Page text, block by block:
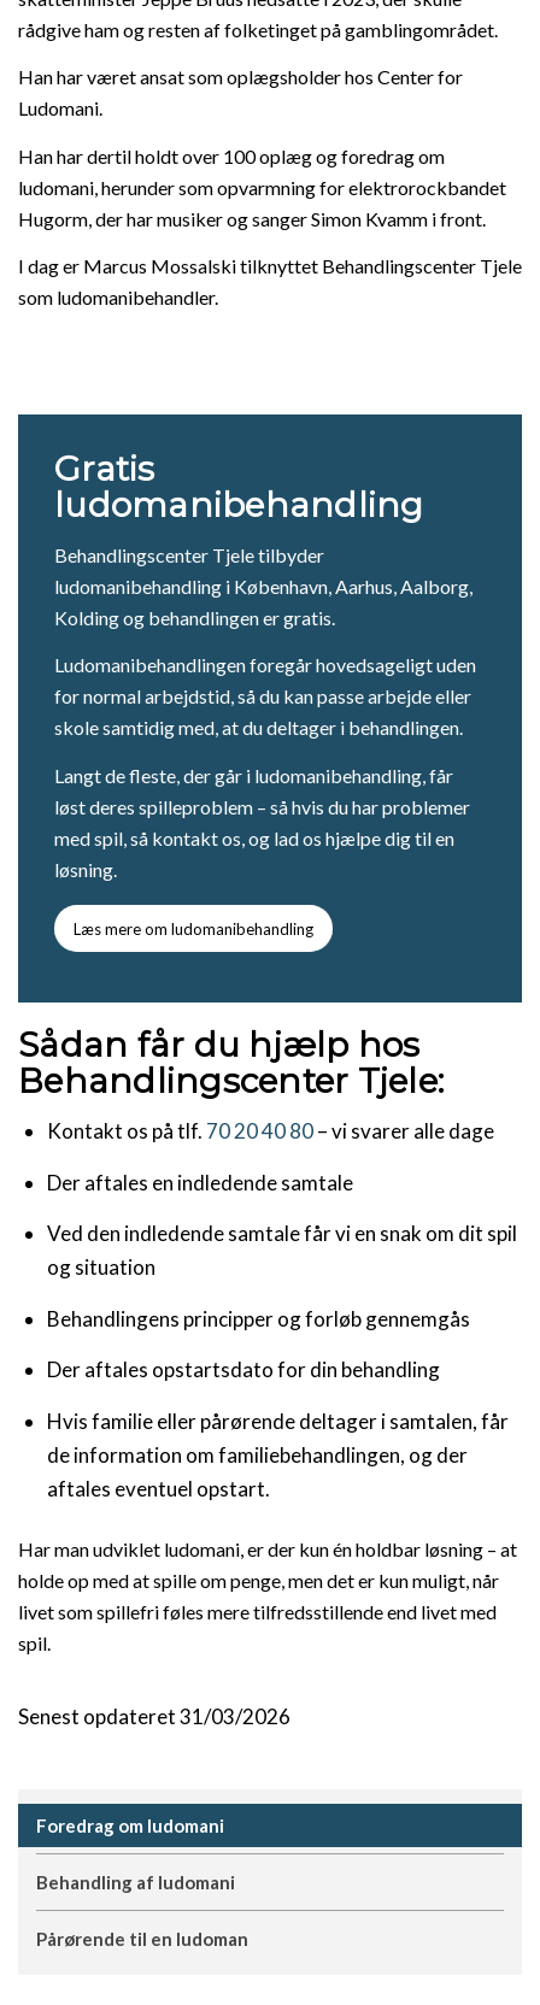
rådgive ham og resten af folketinget på gamblingområdet.
Han har været ansat som oplægsholder hos Center for
Ludomani.
Han har dertil holdt over 100 oplæg og foredrag om
ludomani, herunder som opvarmning for elektrorockbandet
Hugorm, der har musiker og sanger Simon Kvamm i front.
I dag er Marcus Mossalski tilknyttet Behandlingscenter Tjele
som ludomanibehandler.
Gratis
ludomanibehandling
Behandlingscenter Tjele tilbyder
ludomanibehandling i København, Aarhus, Aalborg,
Kolding og behandlingen er gratis.
Ludomanibehandlingen foregår hovedsageligt uden
for normal arbejdstid, så du kan passe arbejde eller
skole samtidig med, at du deltager i behandlingen.
Langt de fleste, der går i ludomanibehandling, får
løst deres spilleproblem – så hvis du har problemer
med spil, så kontakt os, og lad os hjælpe dig til en
løsning.
Læs mere om ludomanibehandling
Sådan får du hjælp hos
Behandlingscenter Tjele:
Kontakt os på tlf. 70 20 40 80– vi svarer alle dage
Der aftales en indledende samtale
Ved den indledende samtale får vi en snak om dit spil
og situation
Behandlingens principper og forløb gennemgås
Der aftales opstartsdato for din behandling
Hvis familie eller pårørende deltager i samtalen, får
de information om familiebehandlingen, og der
aftales eventuel opstart.
Har man udviklet ludomani, er der kun én holdbar løsning – at
holde op med at spille om penge, men det er kun muligt, når
livet som spillefri føles mere tilfredsstillende end livet med
spil.
Senest opdateret 31/03/2026
Foredrag om ludomani
Behandling af ludomani
Pårørende til en ludoman